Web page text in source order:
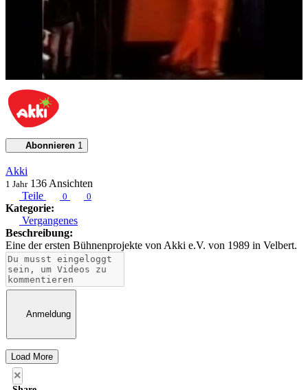
Abonnieren 1
Akki
1 Jahr 136 Ansichten
Teile
0 0
Kategorie:
Vergangenes
Beschreibung:
Eine der ersten Bühnenprojekte von Akki e.V. von 1989 in Velbert.
Anmeldung
Load More
×